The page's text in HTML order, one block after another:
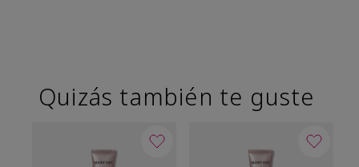
Quizás también te guste